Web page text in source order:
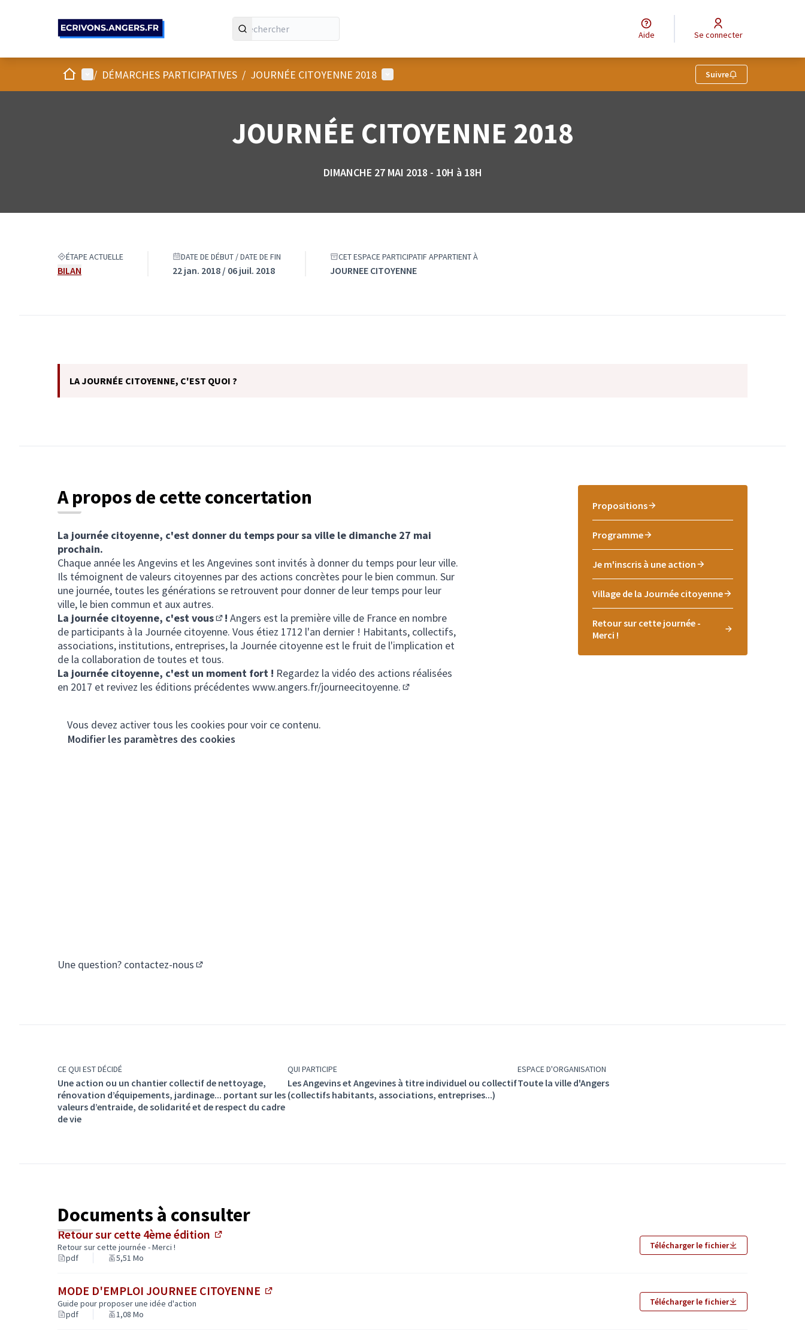
Aide Se connecter
AccueilMenu principal
/ DÉMARCHES PARTICIPATIVES / JOURNÉE CITOYENNE 2018 Menu utilisateur Suivre
JOURNÉE CITOYENNE 2018
DIMANCHE 27 MAI 2018 - 10H à 18H
ÉTAPE ACTUELLE
BILAN
DATE DE DÉBUT / DATE DE FIN
22 jan. 2018 / 06 juil. 2018
CET ESPACE PARTICIPATIF APPARTIENT À
JOURNEE CITOYENNE
LA JOURNÉE CITOYENNE, C'EST QUOI ?
A propos de cette concertation
La journée citoyenne, c'est donner du temps pour sa ville le dimanche 27 mai
prochain.
Chaque année les Angevins et les Angevines sont invités à donner du temps pour leur ville.
Ils témoignent de valeurs citoyennes par des actions concrètes pour le bien commun. Sur
une journée, toutes les générations se retrouvent pour donner de leur temps pour leur
ville, le bien commun et aux autres.
La journée citoyenne, c'est vous
(Lien externe)
! Angers est la première ville de France en nombre
de participants à la Journée citoyenne. Vous étiez 1712 l'an dernier ! Habitants, collectifs,
associations, institutions, entreprises, la Journée citoyenne est le fruit de l'implication et
de la collaboration de toutes et tous.
La journée citoyenne, c'est un moment fort ! Regardez la vidéo des actions réalisées
en 2017 et revivez les éditions précédentes www.angers.fr/journeecitoyenne.
Vous devez activer tous les cookies pour voir ce contenu.
Modifier les paramètres des cookies
Une question? contactez-nous
Propositions
Programme
Je m'inscris à une action
Village de la Journée citoyenne
Retour sur cette journée -
Merci !
CE QUI EST DÉCIDÉ
Une action ou un chantier collectif de nettoyage,
rénovation d’équipements, jardinage... portant sur les
valeurs d’entraide, de solidarité et de respect du cadre
de vie
QUI PARTICIPE
Les Angevins et Angevines à titre individuel ou collectif
(collectifs habitants, associations, entreprises...)
ESPACE D'ORGANISATION
Toute la ville d'Angers
Documents à consulter
Retour sur cette 4ème édition
Retour sur cette journée - Merci !
pdf
5,51 Mo
Télécharger le fichier
MODE D'EMPLOI JOURNEE CITOYENNE
Guide pour proposer une idée d'action
pdf
1,08 Mo
Télécharger le fichier